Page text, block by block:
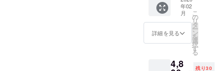
臭作用
も大き
くな
る。 こ
して届
農事法
人ポ
ニーの
里さ
ん、障
たわら
年02
月
詳細を見る
こ
の
リ
タ
ー
ン
を
選
択
す
る
4,8 残り30